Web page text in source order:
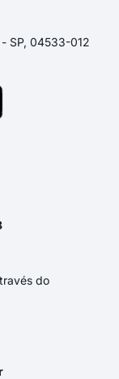
SP, 04533-012
do